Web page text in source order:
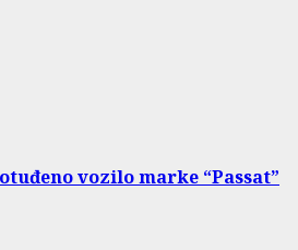
vozilo marke “Passat”